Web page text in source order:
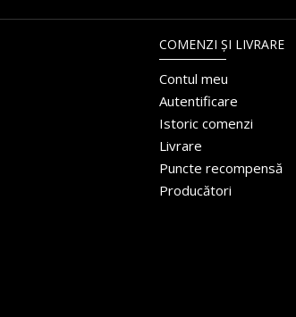
COMENZI ȘI LIVRARE
Contul meu
Autentificare
Istoric comenzi
Livrare
Puncte recompensă
Producători